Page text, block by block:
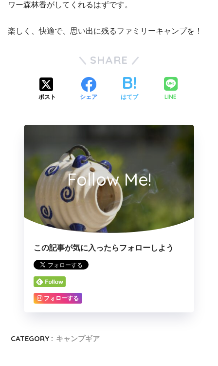
ワー森林香がしてくれるはずです。
楽しく、快適で、思い出に残るファミリーキャンプを！
SHARE
ポスト シェア はてブ LINE
Follow Me!
この記事が気に入ったらフォローしよう
フォローする
CATEGORY : キャンプギア